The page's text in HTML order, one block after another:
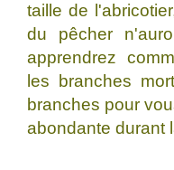
taille de
du pêcher
apprendrez
les branches
branches pour
abondante durant